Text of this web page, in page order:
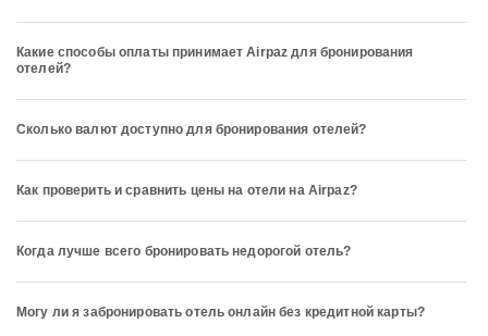
Какие способы оплаты принимает Airpaz для бронирования
отелей?
Сколько валют доступно для бронирования отелей?
Как проверить и сравнить цены на отели на Airpaz?
Когда лучше всего бронировать недорогой отель?
Могу ли я забронировать отель онлайн без кредитной карты?